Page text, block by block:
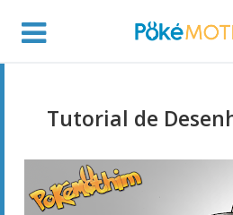
Tutorial de